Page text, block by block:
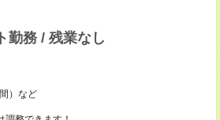
勤務 / 残業なし
）など